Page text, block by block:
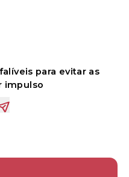
para evitar as
impulso